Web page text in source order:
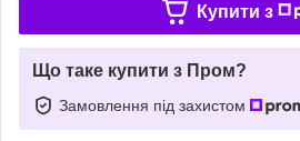
Купити з
Що таке купити з Пром?
Замовлення під захистом